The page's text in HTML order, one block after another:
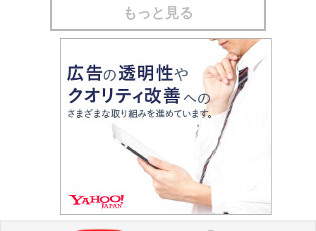
もっと見る